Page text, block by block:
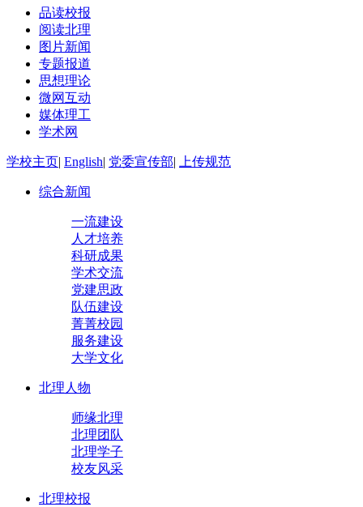
品读校报
阅读北理
图片新闻
专题报道
思想理论
微网互动
媒体理工
学术网
学校主页| English| 党委宣传部| 上传规范
综合新闻
一流建设
人才培养
科研成果
学术交流
党建思政
队伍建设
菁菁校园
服务建设
大学文化
北理人物
师缘北理
北理团队
北理学子
校友风采
北理校报